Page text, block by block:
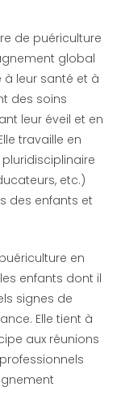
de puériculture
global
à leur santé et à
des soins
leur éveil et en
travaille en
etc.)
des enfants et
en
enfants dont il
signes de
Elle tient à
aux réunions